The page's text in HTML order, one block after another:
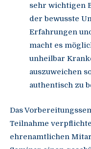
sehr wichtigen
der bewusste
Erfahrungen
macht es
unheilbar
auszuweichen
authentisch zu
Das
Teilnahme
ehrenamtlichen